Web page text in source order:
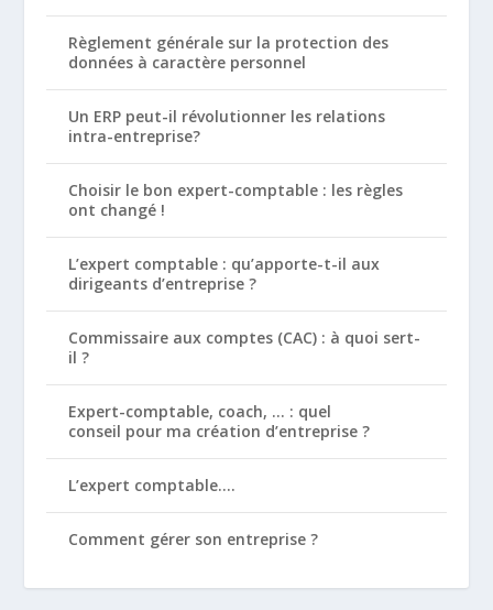
Règlement générale sur la protection des
données à caractère personnel
Un ERP peut-il révolutionner les relations
intra-entreprise?
Choisir le bon expert-comptable : les règles
ont changé !
L’expert comptable : qu’apporte-t-il aux
dirigeants d’entreprise ?
Commissaire aux comptes (CAC) : à quoi sert-
il ?
Expert-comptable, coach, … : quel
conseil pour ma création d’entreprise ?
L’expert comptable….
Comment gérer son entreprise ?